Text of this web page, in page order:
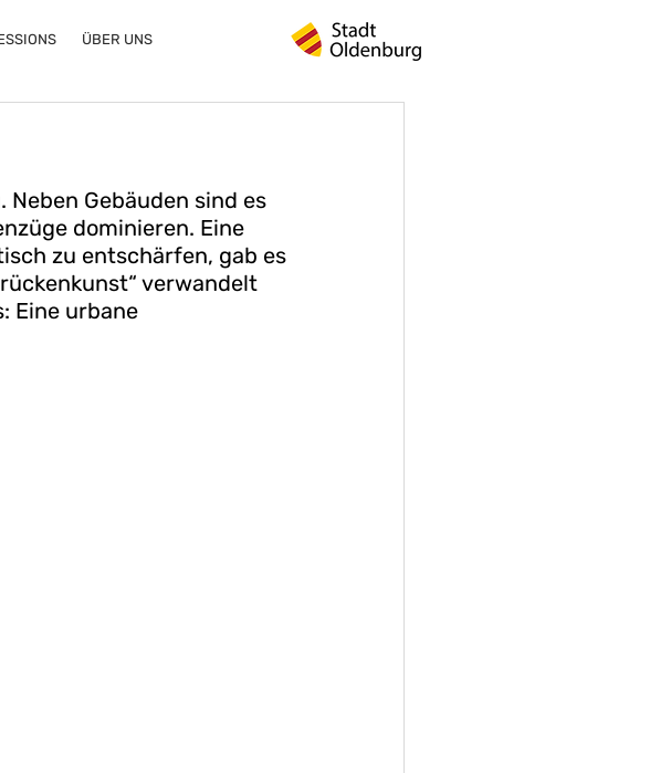
ÜBER UNS
Gebäuden sind es
dominieren. Eine
zu entschärfen, gab es
verwandelt
Eine urbane